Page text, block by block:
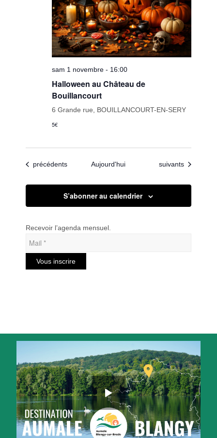
sam 1 novembre - 16:00
Halloween au Château de
Bouillancourt
6 Grande rue, BOUILLANCOURT-EN-SERY
5€
Évènements
précédents Aujourd'hui Évènements
suivants
S’abonner au calendrier
Recevoir l’agenda mensuel.